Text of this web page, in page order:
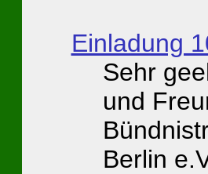
Einladung
Sehr
und
Berlin